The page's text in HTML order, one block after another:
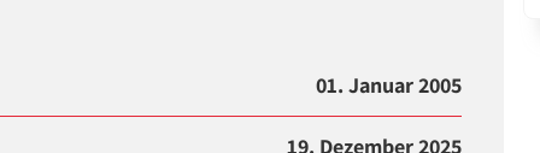
01. Januar 2005
19. Dezember 2025